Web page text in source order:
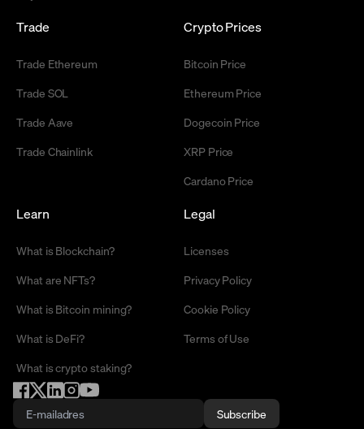
Trade
Trade Ethereum
Trade SOL
Trade Aave
Trade Chainlink
Crypto Prices
Bitcoin Price
Ethereum Price
Dogecoin Price
XRP Price
Cardano Price
Learn
What is Blockchain?
What are NFTs?
What is Bitcoin mining?
What is DeFi?
What is crypto staking?
Legal
Licenses
Privacy Policy
Cookie Policy
Terms of Use
Subscribe